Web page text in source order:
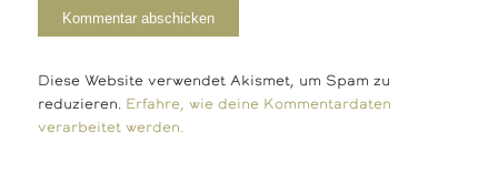
Diese Website verwendet Akismet, um Spam zu
reduzieren. Erfahre, wie deine Kommentardaten
verarbeitet werden.